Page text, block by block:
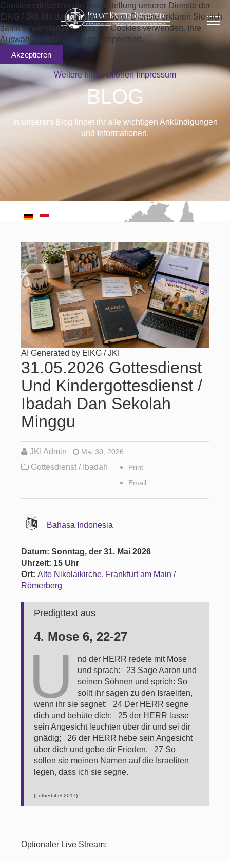
BLOG
In unserem Blog findet ihr alle wichtigen Ankündigungen
und Informationen.
AI Generated by EIKG / JKI
31.05.2026 Gottesdienst
Und Kindergottesdienst /
Ibadah Dan Sekolah
Minggu
JKI Admin Mai 30, 2026
Gottesdienst / Ibadah
Print
Email
Bahasa Indonesia
Datum: Sonntag, der 31. Mai 2026
Uhrzeit: 15 Uhr
Ort:Alte Nikolaikirche, Frankfurt am Main /
Römerberg
Predigttext aus
4. Mose 6, 22-27
U
nd der HERR redete mit Mose
und sprach: 23 Sage Aaron und
seinen Söhnen und sprich: So
sollt ihr sagen zu den Israeliten,
wenn ihr sie segnet: 24 Der HERR segne
dich und behüte dich; 25 der HERR lasse
sein Angesicht leuchten über dir und sei dir
gnädig; 26 der HERR hebe sein Angesicht
über dich und gebe dir Frieden. 27 So
sollen sie meinen Namen auf die Israeliten
legen, dass ich sie segne.
(Lutherbibel 2017)
Optionaler Live Stream:
Cookies erleichtern die Bereitstellung unserer Dienste der
EIKG / JKI. Mit der Nutzung unserer Dienste erklären Sie sich
damit einverstanden, dass wir Cookies verwenden. Ihre
Auswahl wird für 365 Tage gespeichert.
Akzeptieren
Weitere Informationen Impressum